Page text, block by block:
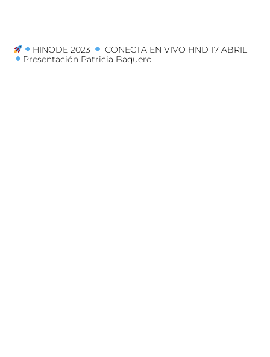
HINODE 2023
CONECTA EN VIVO HND 17 ABRIL
Presentación Patricia Baquero